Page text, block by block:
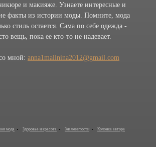
и макияже. Узнаете интересные и
факты из истории моды. Помните, мода
стиль остается. Сама по себе одежда -
вещь, пока ее кто-то не надевает.
мной: anna1malinina2012@gmail.com
мода Здоровье и красота Знаменитости Колонка автора